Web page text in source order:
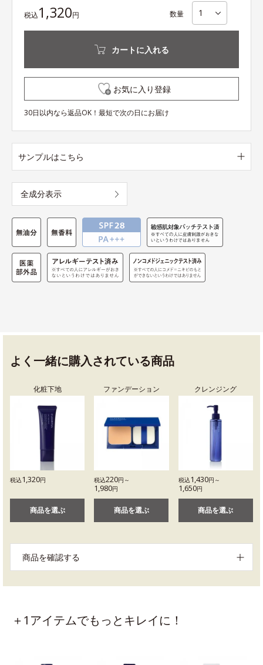
税込1,320円 数量
カートに入れる
お気に入り登録
30日以内なら返品OK！最短で次の日にお届け
サンプルはこちら
全成分表示
よく一緒に購入されている商品
化粧下地
税込1,320円
商品を選ぶ
ファンデーション
税込220円～
1,980円
商品を選ぶ
クレンジング
税込1,430円～
1,650円
商品を選ぶ
商品を確認する
＋1アイテムでもっとキレイに！